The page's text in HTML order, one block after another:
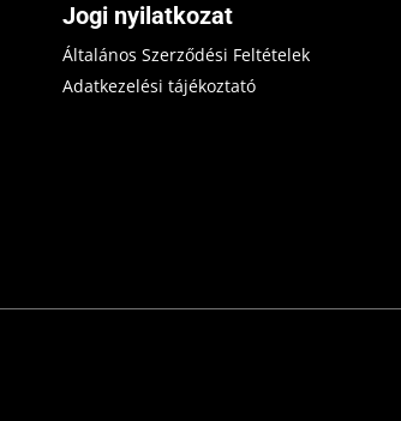
Jogi nyilatkozat
Általános Szerződési Feltételek
Adatkezelési tájékoztató